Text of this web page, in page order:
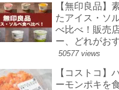
【無印良品】
たアイス・ソ
べ比べ！販売
ー、どれがお
50577 views
【コストコ】
ーモンポキを